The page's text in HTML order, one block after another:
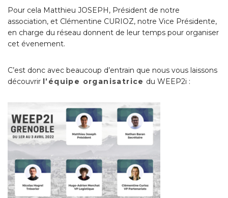
Pour cela Matthieu JOSEPH, Président de notre
association, et Clémentine CURIOZ, notre Vice Présidente,
en charge du réseau donnent de leur temps pour organiser
cet évenement.
C’est donc avec beaucoup d’entrain que nous vous laissons
découvrir l’équipe organisatrice du WEEP2i :